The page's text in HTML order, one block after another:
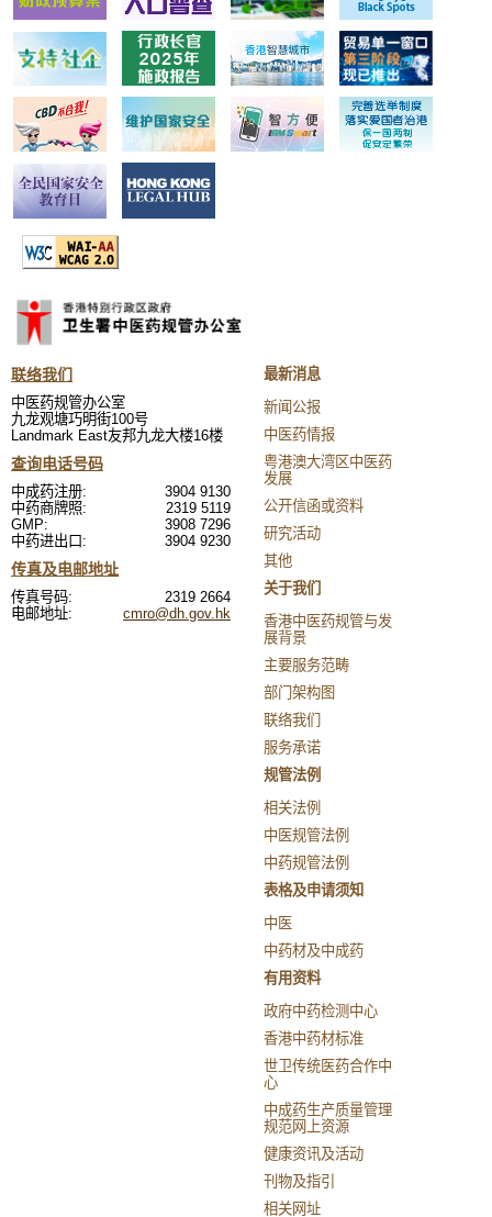
联络我们
中医药规管办公室
九龙观塘巧明街100号
Landmark East友邦九龙大楼16楼
查询电话号码
中成药注册:
3904 9130
中药商牌照:
2319 5119
GMP:
3908 7296
中药进出口:
3904 9230
传真及电邮地址
传真号码:
2319 2664
电邮地址:
cmro@dh.gov.hk
最新消息
新闻公报
中医药情报
粤港澳大湾区中医药
发展
公开信函或资料
研究活动
其他
关于我们
香港中医药规管与发
展背景
主要服务范畴
部门架构图
联络我们
服务承诺
规管法例
相关法例
中医规管法例
中药规管法例
表格及申请须知
中医
中药材及中成药
有用资料
政府中药检测中心
香港中药材标准
世卫传统医药合作中
心
中成药生产质量管理
规范网上资源
健康资讯及活动
刊物及指引
相关网址